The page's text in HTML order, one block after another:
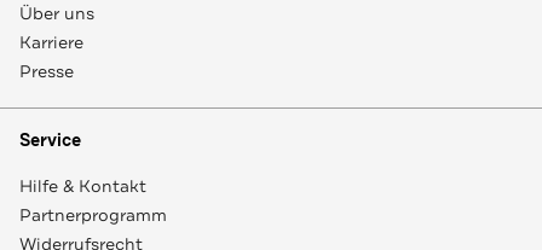
Über uns
Karriere
Presse
Service
Hilfe & Kontakt
Partnerprogramm
Widerrufsrecht